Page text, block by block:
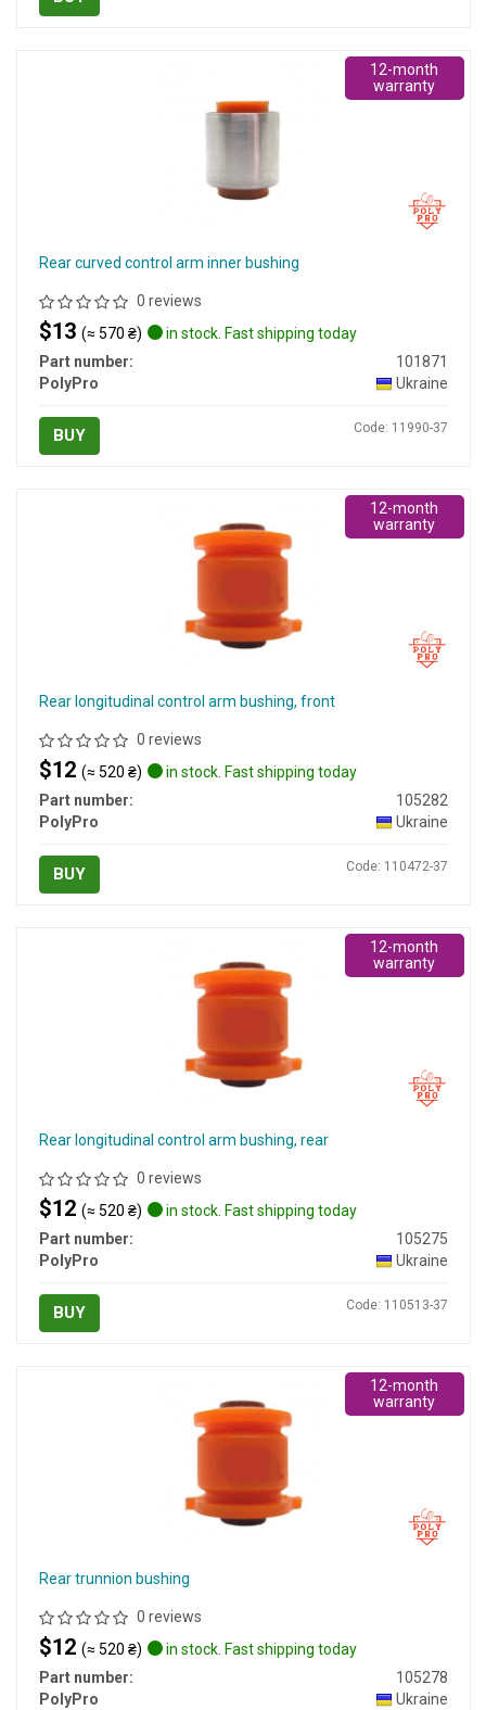
Rear curved control arm inner bushing
0 reviews
$13 (≈ 570 ₴)
in stock. Fast shipping today
Part number:
101871
PolyPro
Ukraine
BUY Code: 11990-37
12-month
warranty
Rear longitudinal control arm bushing, front
0 reviews
$12 (≈ 520 ₴)
in stock. Fast shipping today
Part number:
105282
PolyPro
Ukraine
BUY Code: 110472-37
12-month
warranty
Rear longitudinal control arm bushing, rear
0 reviews
$12 (≈ 520 ₴)
in stock. Fast shipping today
Part number:
105275
PolyPro
Ukraine
BUY Code: 110513-37
12-month
warranty
Rear trunnion bushing
0 reviews
$12 (≈ 520 ₴)
in stock. Fast shipping today
Part number:
105278
PolyPro
Ukraine
12-month
warranty